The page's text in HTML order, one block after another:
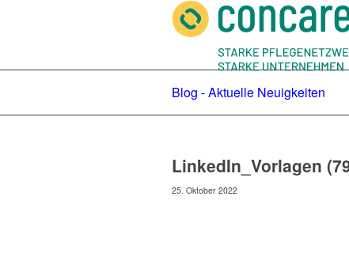
Blog - Aktuelle Neuigkeiten
LinkedIn_Vorlagen
25. Oktober 2022